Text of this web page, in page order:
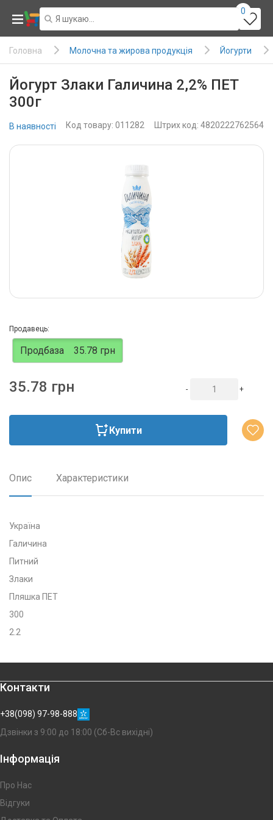
0
Головна Молочна та жирова продукція Йогурти
Йогурт Злаки Галичина 2,2% ПЕТ
300г
В наявності Код товару: 011282 Штрих код: 4820222762564
Продавець:
Продбаза 35.78 грн
35.78 грн - +
Купити
Опис Характеристики
Україна
Галичина
Питний
Злаки
Пляшка ПЕТ
300
2.2
Контакти
+38(098) 97-98-888
Дзвінки з 9:00 до 18:00 (Сб-Вс вихідні)
Інформація
Про Нас
Відгуки